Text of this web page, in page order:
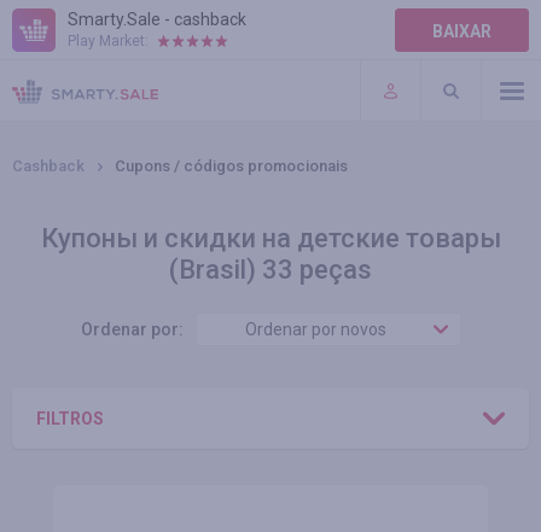
Smarty.Sale - cashback
Play Market: BAIXAR
AJUDA
TERMOS DE USO
Cashback Cupons / códigos promocionais
Купоны и скидки на детские товары
(Brasil) 33 peças
Ordenar por: Ordenar por novos
FILTROS